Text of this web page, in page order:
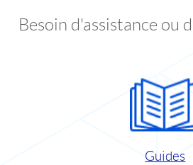
Besoin d'assistance ou
Guides